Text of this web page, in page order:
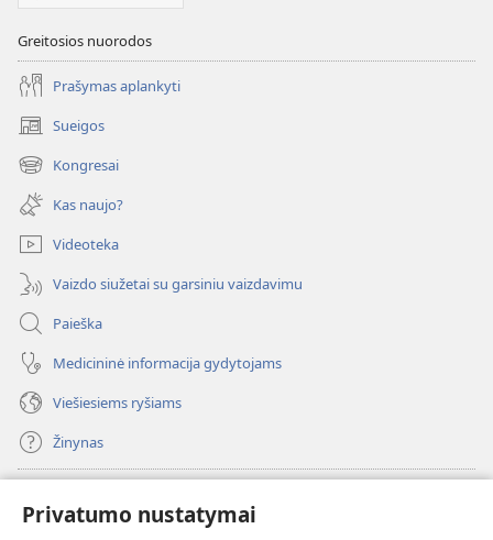
Privatumo nustatymai
Greitosios nuorodos
Prašymas aplankyti
Sueigos
(atsiveria
naujas
langas)
Kongresai
(atsiveria
naujas
langas)
Kas naujo?
Videoteka
Vaizdo siužetai su garsiniu vaizdavimu
Paieška
Medicininė informacija gydytojams
Viešiesiems ryšiams
Žinynas
(atsiveria
naujas